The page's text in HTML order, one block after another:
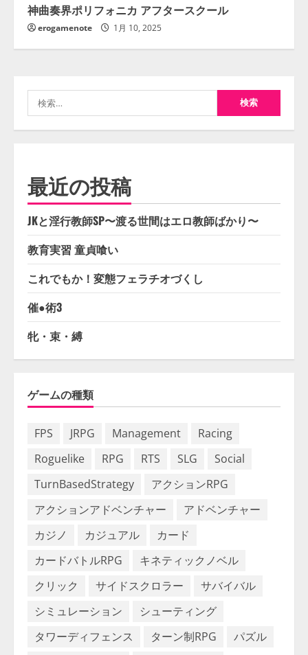
神曲奏界ポリフォニカ アフタースクール
erogamenote 1月 10, 2025
索:
最近の投稿
JKと淫行教師SP〜渡る世間はエロ教師ばかり〜
教育実習 童貞喰い
これでもか！変態フェラチオづくし
催●術3
牝・束・縛
ゲームの種類
FPS JRPG Management
Racing
Roguelike
RPG RTS SLG
Social
TurnBasedStrategy
アクションRPG
アクションアドベンチャー
アドベンチャー
カジノ
カジュアル
カード
カードバトルRPG
キネティックノベル
クリック
サイドスクロラー
サバイバル
シミュレーション
シューティング
タワーディフェンス
ターン制RPG
パズル